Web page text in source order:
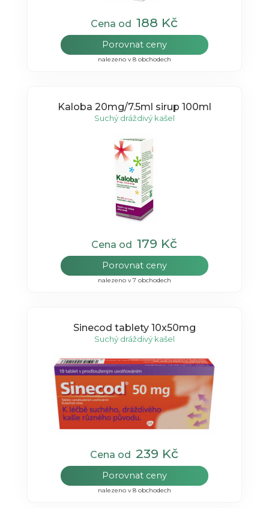
Cena od188 Kč
Porovnat ceny
nalezeno v 8 obchodech
Kaloba 20mg/7.5ml sirup 100ml
Suchý dráždivý kašel
Cena od179 Kč
Porovnat ceny
nalezeno v 7 obchodech
Sinecod tablety 10x50mg
Suchý dráždivý kašel
Cena od239 Kč
Porovnat ceny
nalezeno v 8 obchodech